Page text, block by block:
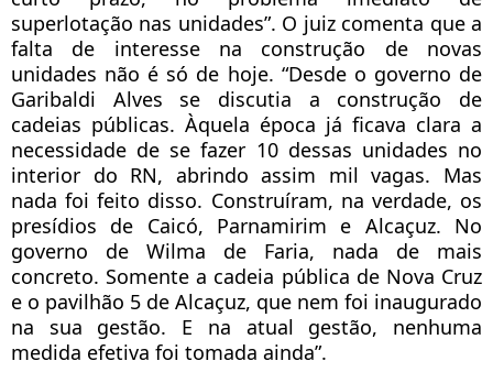
superlotação nas unidades”. O juiz comenta que a
falta de interesse na construção de novas
unidades não é só de hoje. “Desde o governo de
Garibaldi Alves se discutia a construção de
cadeias públicas. Àquela época já ficava clara a
necessidade de se fazer 10 dessas unidades no
interior do RN, abrindo assim mil vagas. Mas
nada foi feito disso. Construíram, na verdade, os
presídios de Caicó, Parnamirim e Alcaçuz. No
governo de Wilma de Faria, nada de mais
concreto. Somente a cadeia pública de Nova Cruz
e o pavilhão 5 de Alcaçuz, que nem foi inaugurado
na sua gestão. E na atual gestão, nenhuma
medida efetiva foi tomada ainda”.